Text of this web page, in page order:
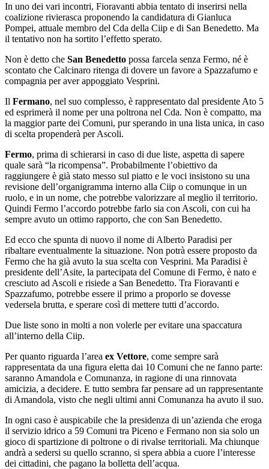
In uno dei vari incontri, Fioravanti abbia tentato di inserirsi nella
coalizione rivierasca proponendo la candidatura di Gianluca
Pompei, attuale membro del Cda della Ciip e di San Benedetto. Ma
il tentativo non ha sortito l’effetto sperato.
Non è detto che San Benedetto possa farcela senza Fermo, né è
scontato che Calcinaro ritenga di dovere un favore a Spazzafumo e
compagnia per aver appoggiato Vesprini.
Il Fermano, nel suo complesso, è rappresentato dal presidente Ato 5
ed esprimerà il nome per una poltrona nel Cda. Non è compatto, ma
la maggior parte dei Comuni, pur sperando in una lista unica, in caso
di scelta propenderà per Ascoli.
Fermo, prima di schierarsi in caso di due liste, aspetta di sapere
quale sarà “la ricompensa”. Probabilmente l’obiettivo da
raggiungere è già stato messo sul piatto e le voci insistono su una
revisione dell’organigramma interno alla Ciip o comunque in un
ruolo, e in un nome, che potrebbe valorizzare al meglio il territorio.
Quindi Fermo l’accordo potrebbe farlo sia con Ascoli, con cui ha
sempre avuto un ottimo rapporto, che con San Benedetto.
Ed ecco che spunta di nuovo il nome di Alberto Paradisi per
ribaltare eventualmente la situazione. Non potrà essere proposto da
Fermo che ha già avuto la sua scelta con Vesprini. Ma Paradisi è
presidente dell’Asite, la partecipata del Comune di Fermo, è nato e
cresciuto ad Ascoli e risiede a San Benedetto. Tra Fioravanti e
Spazzafumo, potrebbe essere il primo a proporlo se dovesse
vedersela brutta, e sperare così di mettere tutti d’accordo.
Due liste sono in molti a non volerle per evitare una spaccatura
all’interno della Ciip.
Per quanto riguarda l’area ex Vettore, come sempre sarà
rappresentata da una figura eletta dai 10 Comuni che ne fanno parte:
saranno Amandola e Comunanza, in ragione di una rinnovata
amicizia, a decidere. E tutto sembra far pensare ad un rappresentante
di Amandola, visto che negli ultimi anni Comunanza ha avuto il suo.
In ogni caso è auspicabile che la presidenza di un’azienda che eroga
il servizio idrico a 59 Comuni tra Piceno e Fermano non sia solo un
gioco di spartizione di poltrone o di rivalse territoriali. Ma chiunque
andrà a sedersi su quello scranno, si spera abbia a cuore l’interesse
dei cittadini, che pagano la bolletta dell’acqua.